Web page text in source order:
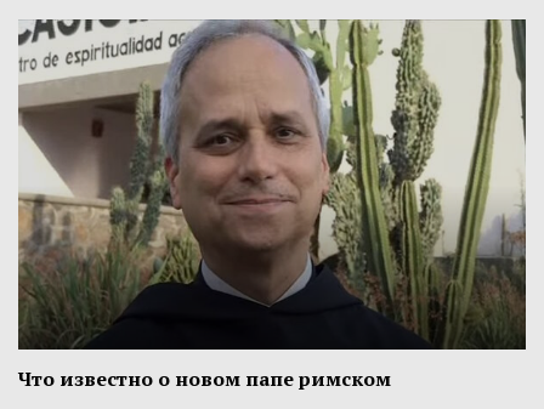
Что известно о новом папе римском